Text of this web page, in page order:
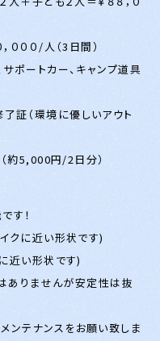
０００/人（3日間）
ポートカー、キャンプ道具
証（環境に優しいアウト
約5,000円/2日分）
す！
クに近い形状です)
近い形状です)
ありませんが安定性は抜
テナンスをお願い致しま